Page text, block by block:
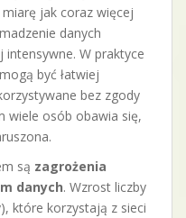
miarę jak coraz więcej
danych
W praktyce
być łatwiej
bez zgody
wiele osób obawia się,
są zagrożenia
danych. Wzrost liczby
które korzystają z sieci